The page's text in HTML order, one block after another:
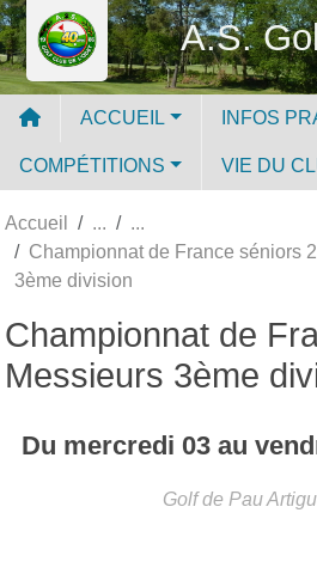
A.S.
ACCUEIL INFOS
COMPÉTITIONS VIE DU
Accueil
Championnat de France séniors
3ème division
Championnat de
Messieurs 3ème
Du mercredi 03au
Golf de Pau
Panneau de gestion des cookies